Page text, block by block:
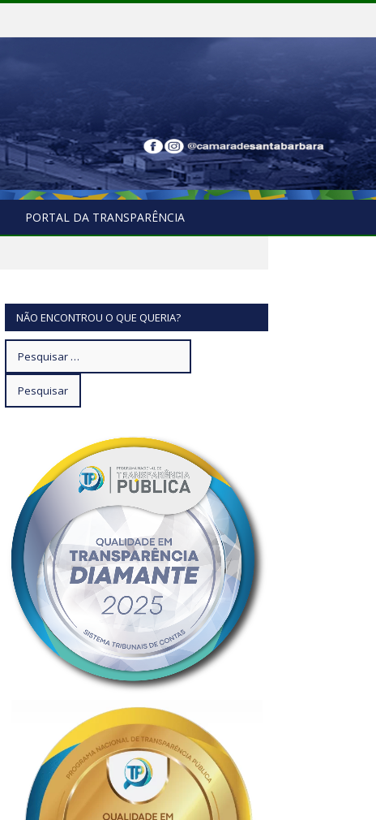
PORTAL DA TRANSPARÊNCIA
NÃO ENCONTROU O QUE QUERIA?